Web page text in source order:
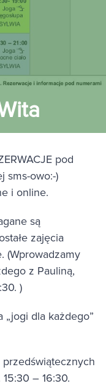
pod
sms-owo:-)
i online.
są
zajęcia
(Wprowadzamy
z Pauliną,
)
„jogi dla każdego”
– 16:30.